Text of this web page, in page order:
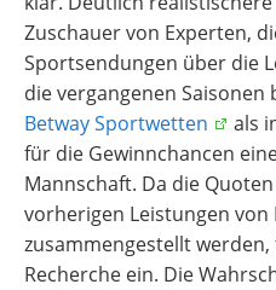
Zuschauer von Experten,
Sportsendungen über die
die vergangenen
Betway Sportwetten
als
für die Gewinnchancen
Mannschaft. Da die
vorherigen Leistungen von
zusammengestellt
Recherche ein. Die